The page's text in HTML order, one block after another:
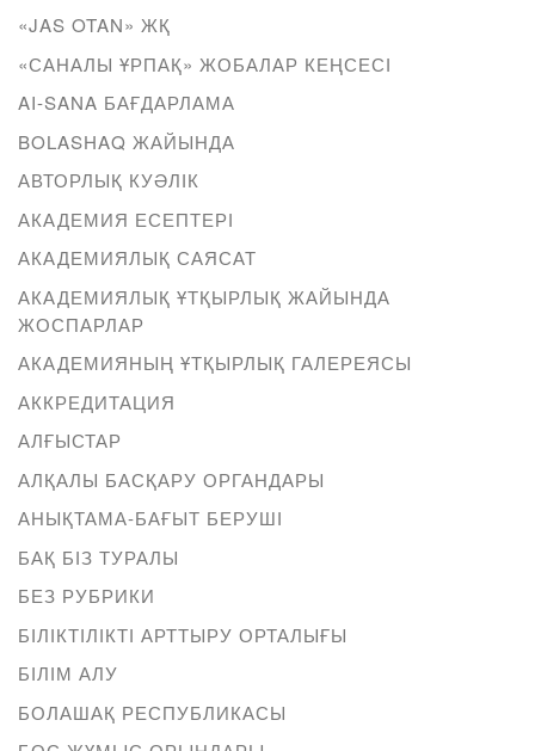
«JAS OTAN» ЖҚ
«САНАЛЫ ҰРПАҚ» ЖОБАЛАР КЕҢСЕСІ
AI-SANA БАҒДАРЛАМА
BOLASHAQ ЖАЙЫНДА
АВТОРЛЫҚ КУӘЛІК
АКАДЕМИЯ ЕСЕПТЕРІ
АКАДЕМИЯЛЫҚ САЯСАТ
АКАДЕМИЯЛЫҚ ҰТҚЫРЛЫҚ ЖАЙЫНДА
ЖОСПАРЛАР
АКАДЕМИЯНЫҢ ҰТҚЫРЛЫҚ ГАЛЕРЕЯСЫ
АККРЕДИТАЦИЯ
АЛҒЫСТАР
АЛҚАЛЫ БАСҚАРУ ОРГАНДАРЫ
АНЫҚТАМА-БАҒЫТ БЕРУШІ
БАҚ БІЗ ТУРАЛЫ
БЕЗ РУБРИКИ
БІЛІКТІЛІКТІ АРТТЫРУ ОРТАЛЫҒЫ
БІЛІМ АЛУ
БОЛАШАҚ РЕСПУБЛИКАСЫ